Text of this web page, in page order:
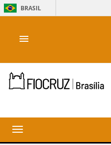
BRASIL
menu
Toggle
navigation